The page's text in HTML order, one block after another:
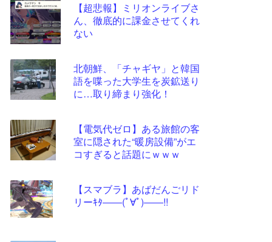
【超悲報】ミリオンライブさ
ん、徹底的に課金させてくれ
ない
北朝鮮、「チャギヤ」と韓国
語を喋った大学生を炭鉱送り
に…取り締まり強化！
【電気代ゼロ】ある旅館の客
室に隠された“暖房設備”がエ
コすぎると話題にｗｗｗ
【スマブラ】あばだんごリド
リーｷﾀ――(ﾟ∀ﾟ)――!!